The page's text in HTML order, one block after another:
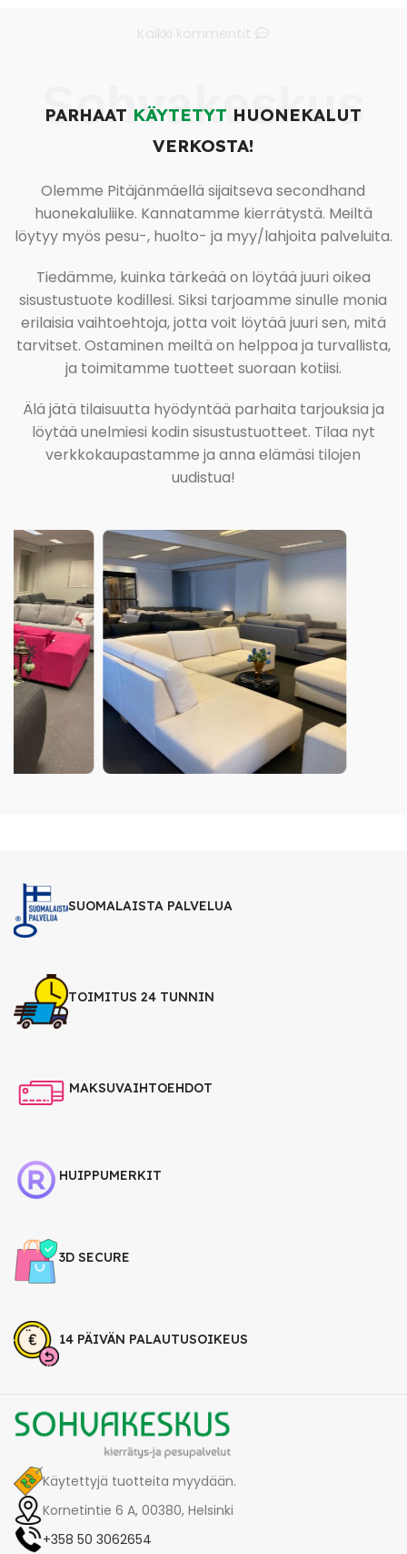
Sohvakeskus
PARHAAT KÄYTETYT HUONEKALUT
VERKOSTA!
Olemme Pitäjänmäellä sijaitseva secondhand
huonekaluliike. Kannatamme kierrätystä. Meiltä
löytyy myös pesu-, huolto- ja myy/lahjoita palveluita.
Tiedämme, kuinka tärkeää on löytää juuri oikea
sisustustuote kodillesi. Siksi tarjoamme sinulle monia
erilaisia vaihtoehtoja, jotta voit löytää juuri sen, mitä
tarvitset. Ostaminen meiltä on helppoa ja turvallista,
ja toimitamme tuotteet suoraan kotiisi.
Älä jätä tilaisuutta hyödyntää parhaita tarjouksia ja
löytää unelmiesi kodin sisustustuotteet. Tilaa nyt
verkkokaupastamme ja anna elämäsi tilojen
uudistua!
SUOMALAISTA PALVELUA
TOIMITUS 24 TUNNIN
MAKSUVAIHTOEHDOT
HUIPPUMERKIT
3D SECURE
14 PÄIVÄN PALAUTUSOIKEUS
Käytettyjä tuotteita myydään.
Kornetintie 6 A, 00380, Helsinki
+358 50 3062654